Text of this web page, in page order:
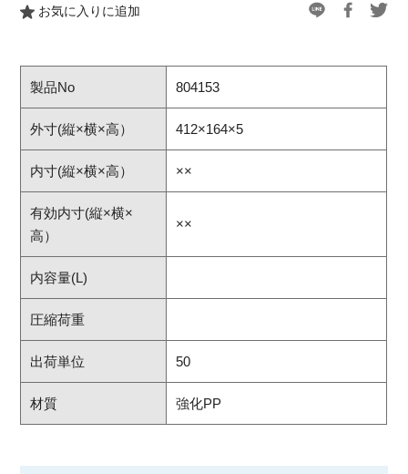
お気に入りに追加
製品No 804153
外寸(縦×横×高） 412×164×5
内寸(縦×横×高） ××
有効内寸(縦×横×
高）
××
内容量(L)
圧縮荷重
出荷単位 50
材質 強化PP